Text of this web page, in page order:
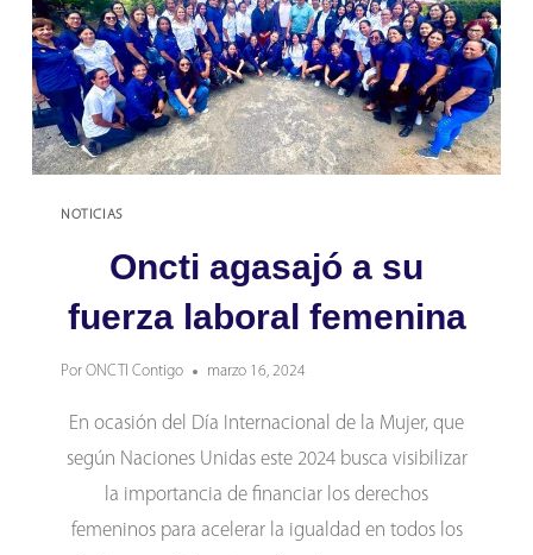
NOTICIAS
Oncti agasajó a su
fuerza laboral femenina
Por ONCTI Contigo marzo 16, 2024
En ocasión del Día Internacional de la Mujer, que
según Naciones Unidas este 2024 busca visibilizar
la importancia de financiar los derechos
femeninos para acelerar la igualdad en todos los